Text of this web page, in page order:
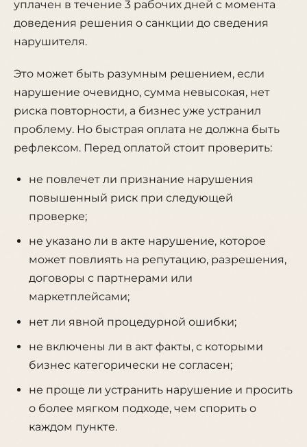
уплачен в течение 3 рабочих дней с момента
доведения решения о санкции до сведения
нарушителя.
Это может быть разумным решением, если
нарушение очевидно, сумма невысокая, нет
риска повторности, а бизнес уже устранил
проблему. Но быстрая оплата не должна быть
рефлексом. Перед оплатой стоит проверить:
не повлечет ли признание нарушения
повышенный риск при следующей
проверке;
не указано ли в акте нарушение, которое
может повлиять на репутацию, разрешения,
договоры с партнерами или
маркетплейсами;
нет ли явной процедурной ошибки;
не включены ли в акт факты, с которыми
бизнес категорически не согласен;
не проще ли устранить нарушение и просить
о более мягком подходе, чем спорить о
каждом пункте.